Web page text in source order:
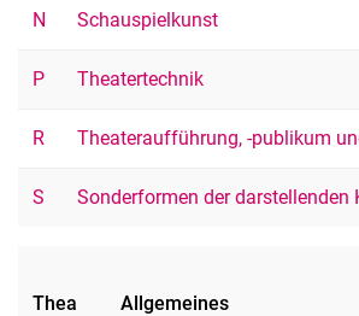
N Schauspielkunst
P Theatertechnik
R Theateraufführung, -publikum
S Sonderformen der darstellenden
Thea
Allgemeines